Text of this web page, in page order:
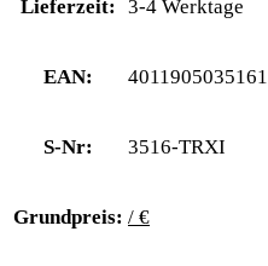
Lieferzeit: 3-4 Werktage
EAN: 4011905035161
S-Nr: 3516-TRXI
Grundpreis: / €